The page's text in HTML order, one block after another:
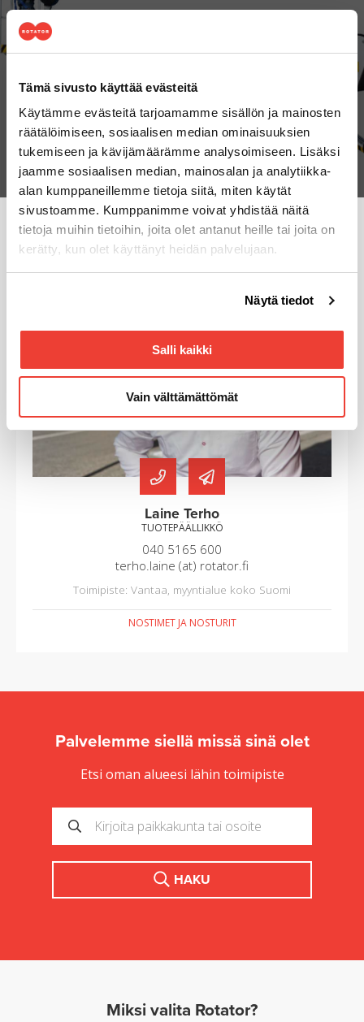
Tämä sivusto käyttää evästeitä
Käytämme evästeitä tarjoamamme sisällön ja mainosten
räätälöimiseen, sosiaalisen median ominaisuuksien
tukemiseen ja kävijämäärämme analysoimiseen. Lisäksi
jaamme sosiaalisen median, mainosalan ja analytiikka-
alan kumppaneillemme tietoja siitä, miten käytät
sivustoamme. Kumppanimme voivat yhdistää näitä
tietoja muihin tietoihin, joita olet antanut heille tai joita on
kerätty, kun olet käyttänyt heidän palvelujaan.
linkistä.
Näytä tiedot
Salli kaikki
Vain välttämättömät
Ota yhteyttä Dino-myyntiimme!
Laine Terho
TUOTEPÄÄLLIKKÖ
040 5165 600
terho.laine (at) rotator.fi
Toimipiste: Vantaa, myyntialue koko Suomi
NOSTIMET JA NOSTURIT
Palvelemme siellä missä sinä olet
Etsi oman alueesi lähin toimipiste
HAKU
Miksi valita Rotator?